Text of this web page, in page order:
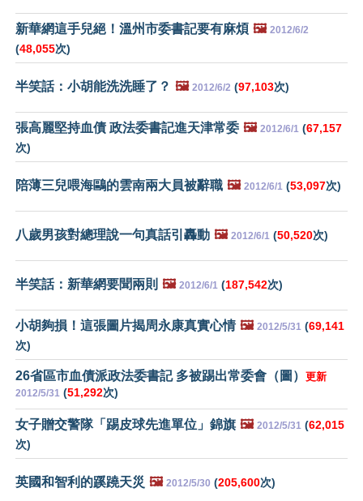
新華網這手兒絕！溫州市委書記要有麻煩 🖼️ 2012/6/2
(48,055次)
半笑話：小胡能洗洗睡了？ 🖼️ 2012/6/2 (97,103次)
張高麗堅持血債 政法委書記進天津常委 🖼️ 2012/6/1 (67,157
次)
陪薄三兒喂海鷗的雲南兩大員被辭職 🖼️ 2012/6/1 (53,097次)
八歲男孩對總理說一句真話引轟動 🖼️ 2012/6/1 (50,520次)
半笑話：新華網要聞兩則 🖼️ 2012/6/1 (187,542次)
小胡夠損！這張圖片揭周永康真實心情 🖼️ 2012/5/31 (69,141
次)
26省區市血債派政法委書記 多被踢出常委會（圖） 更新
2012/5/31 (51,292次)
女子贈交警隊「踢皮球先進單位」錦旗 🖼️ 2012/5/31 (62,015
次)
英國和智利的蹊蹺天災 🖼️ 2012/5/30 (205,600次)